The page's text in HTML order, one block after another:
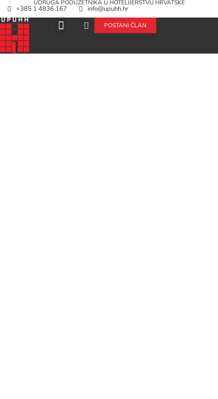
UDRUGA PODUZETNIKA U HOTELIJERSTVU HRVATSKE
+385 1 4836 167 info@upuhh.hr
POSTANI ČLAN